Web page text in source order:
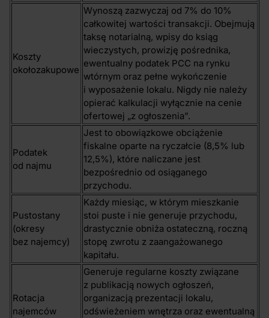
Koszty
okołozakupowe
Wynoszą zazwyczaj od 7% do 10%
całkowitej wartości transakcji. Obejmują
taksę notarialną, wpisy do ksiąg
wieczystych, prowizję pośrednika,
ewentualny podatek PCC na rynku
wtórnym oraz pełne wykończenie
i wyposażenie lokalu. Nigdy nie należy
opierać kalkulacji wyłącznie na cenie
ofertowej „z ogłoszenia”.
Podatek
od najmu
Jest to obowiązkowe obciążenie
fiskalne oparte na ryczałcie (8,5% lub
12,5%), które naliczane jest
bezpośrednio od osiąganego
przychodu.
Pustostany
(okresy
bez najemcy)
Każdy miesiąc, w którym mieszkanie
stoi puste i nie generuje przychodu,
drastycznie obniża ostateczną, roczną
stopę zwrotu z zaangażowanego
kapitału.
Rotacja
najemców
Generuje regularne koszty związane
z publikacją nowych ogłoszeń,
organizacją prezentacji lokalu,
odświeżeniem wnętrza oraz ewentualną